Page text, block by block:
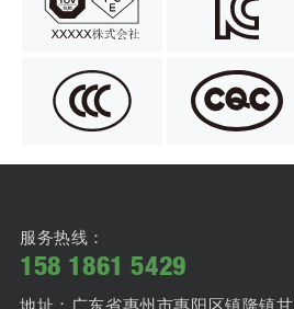
服务热线：
158 1861 5429